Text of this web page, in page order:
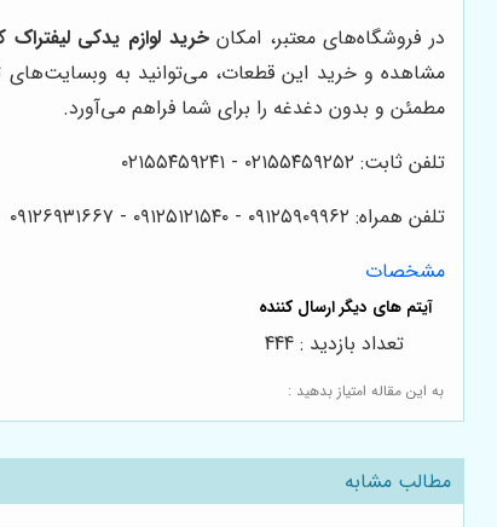
در فروشگاه‌های معتبر، امکان خرید لوازم یدکی لیفتراک
مشاهده و خرید این قطعات، می‌توانید به
مطمئن و بدون دغدغه را برای شما فراهم می‌آورد.
تلفن ثابت: ۰۲۱۵۵۴۵۹۲۵۲ - ۰۲۱۵۵۴۵۹۲۴۱
تلفن همراه: ۰۹۱۲۵۹۰۹۹۶۲ - ۰۹۱۲۵۱۲۱۵۴۰‌‌‌ - ۰۹۱۲۶۹۳۱۶۶۷
مشخصات
به این مقاله امتیاز بدهید :
تعداد بازدید : 444
مطالب مشابه